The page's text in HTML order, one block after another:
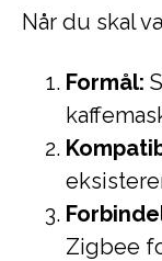
Når du skal
Formål:
Zigbee